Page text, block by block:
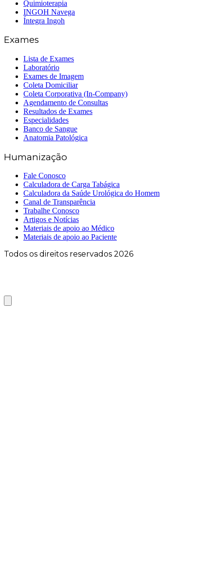
Quimioterapia
INGOH Navega
Íntegra Ingoh
Exames
Lista de Exames
Laboratório
Exames de Imagem
Coleta Domiciliar
Coleta Corporativa (In-Company)
Agendamento de Consultas
Resultados de Exames
Especialidades
Banco de Sangue
Anatomia Patológica
Humanização
Fale Conosco
Calculadora de Carga Tabágica
Calculadora da Saúde Urológica do Homem
Canal de Transparência
Trabalhe Conosco
Artigos e Notícias
Materiais de apoio ao Médico
Materiais de apoio ao Paciente
Todos os direitos reservados 2026